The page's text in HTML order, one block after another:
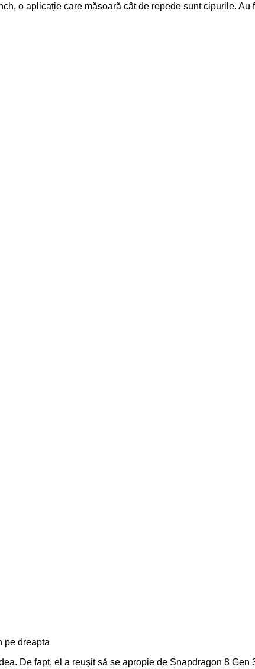
o aplicație care măsoară cât de repede sunt cipurile.
pe dreapta
De fapt, el a reușit să se apropie de Snapdragon 8